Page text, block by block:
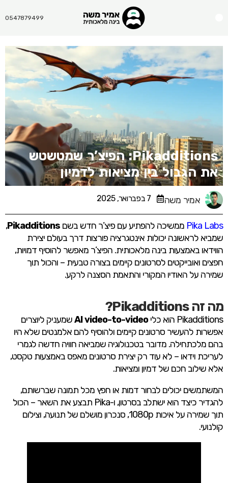
0547879499
Pikadditions: הפיצ’ר שמטשטש
את הגבול בין מציאות לדמיון
אמיר משה 7 בפברואר, 2025
Pika Labs ממשיכה להפתיע עם פיצ’ר חדש בשם Pikadditions
,
שמביא לראשונה יכולות אינטגרציה פורצות דרך בעולם יצירת
הווידאו באמצעות בינה מלאכותית. הפיצ’ר מאפשר להוסיף דמויות,
חפצים ואובייקטים לסרטונים קיימים בצורה טבעית – והכול תוך
שמירה על האודיו המקורי והתאמת הסצנה לרקע.
מה זה Pikadditions?
Pikadditions הוא כלי AI video-to-videoשמעניק ליוצרים
אפשרות להעשיר סרטונים קיימים ולהוסיף להם אלמנטים שלא היו
בהם מלכתחילה. מדובר בטכנולוגיה שמביאה חוויה חדשה לגמרי
לעריכת וידאו – לא עוד רק יצירת סרטונים מאפס באמצעות טקסט,
אלא שילוב חכם של דמיון ומציאות.
המשתמשים יכולים לבחור דמות או חפץ מכל תמונה שברשותם,
להגדיר כיצד הוא ישתלב בסרטון, ו-Pika תבצע את השאר – הכול
תוך שמירה על איכות 1080p, סנכרון מושלם של תנועה, וצילום
קולנועי.